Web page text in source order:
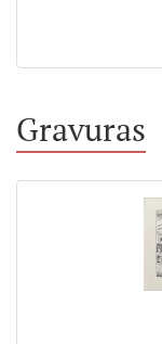
Gravuras